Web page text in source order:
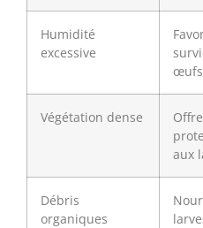
Humidité
excessive
œufs
Végétation dense
Offre
aux
Débris
organiques